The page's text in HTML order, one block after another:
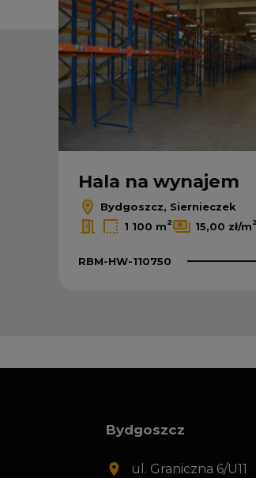
Hala na wynajem
Bydgoszcz, Siernieczek
1 100 m2 15,00 zł/m2
RBM-HW-110750
Bydgoszcz
ul. Graniczna 6/U11